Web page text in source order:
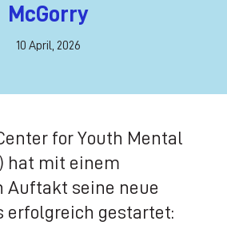
McGorry
10 April, 2026
for Youth Mental
hat mit einem
Auftakt seine neue
erfolgreich gestartet: